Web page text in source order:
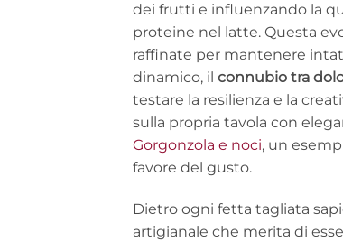
dei frutti e influenzando la
proteine nel latte. Questa
raffinate per mantenere
dinamico, il connubio tra
testare la resilienza e la
sulla propria tavola con
Gorgonzola e noci, un
favore del gusto.
Dietro ogni fetta tagliata
artigianale che merita di